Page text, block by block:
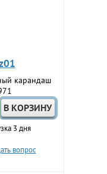
карандаш
3 дня
вопрос